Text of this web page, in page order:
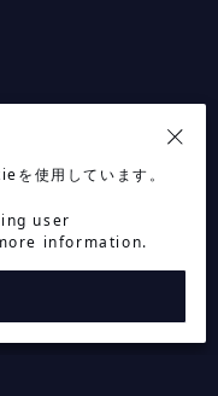
を使用しています。
user
information.